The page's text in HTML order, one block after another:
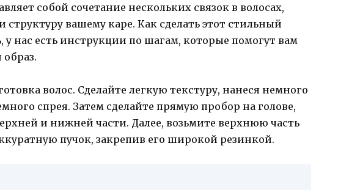
собой сочетание нескольких связок в волосах,
вашему каре. Как сделать этот стильный
у нас есть инструкции по шагам, которые помогут вам
волос. Сделайте легкую текстуру, нанеся немного
спрея. Затем сделайте прямую пробор на голове,
и нижней части. Далее, возьмите верхнюю часть
пучок, закрепив его широкой резинкой.